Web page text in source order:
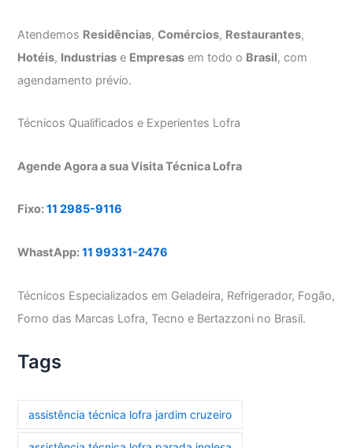
Atendemos Residências,Comércios, Restaurantes,
Hotéis, Industrias e Empresas em todo o Brasil, com
agendamento prévio.
Técnicos Qualificados e Experientes Lofra
Agende Agora a sua Visita Técnica Lofra
Fixo:11 2985-9116
WhastApp:11 99331-2476
Técnicos Especializados em Geladeira, Refrigerador, Fogão,
Forno das Marcas Lofra, Tecno e Bertazzoni no Brasil.
Tags
assistência técnica lofra jardim cruzeiro